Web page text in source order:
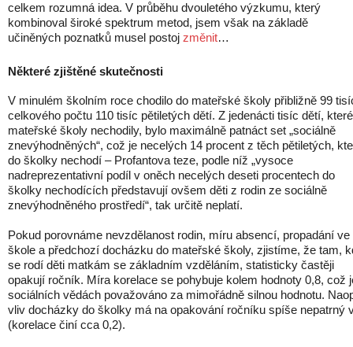
celkem rozumná idea. V průběhu dvouletého výzkumu, který
kombinoval široké spektrum metod, jsem však na základě
učiněných poznatků musel postoj změnit…
Některé zjištěné skutečnosti
V minulém školním roce chodilo do mateřské školy přibližně 99
celkového počtu 110 tisíc pětiletých dětí. Z jedenácti tisíc dětí,
mateřské školy nechodily, bylo maximálně patnáct set „sociálně
znevýhodněných“, což je necelých 14 procent z těch pětiletých,
do školky nechodí – Profantova teze, podle níž „vysoce
nadreprezentativní podíl v oněch necelých deseti procentech do
školky nechodících představují ovšem děti z rodin ze sociálně
znevýhodněného prostředí“, tak určitě neplatí.
Pokud porovnáme nevzdělanost rodin, míru absencí, propadání ve
škole a předchozí docházku do mateřské školy, zjistíme, že tam,
se rodí děti matkám se základním vzděláním, statisticky častěji
opakují ročník. Míra korelace se pohybuje kolem hodnoty 0,8, což
sociálních vědách považováno za mimořádně silnou hodnotu.
vliv docházky do školky má na opakování ročníku spíše nepatrný
(korelace činí cca 0,2).